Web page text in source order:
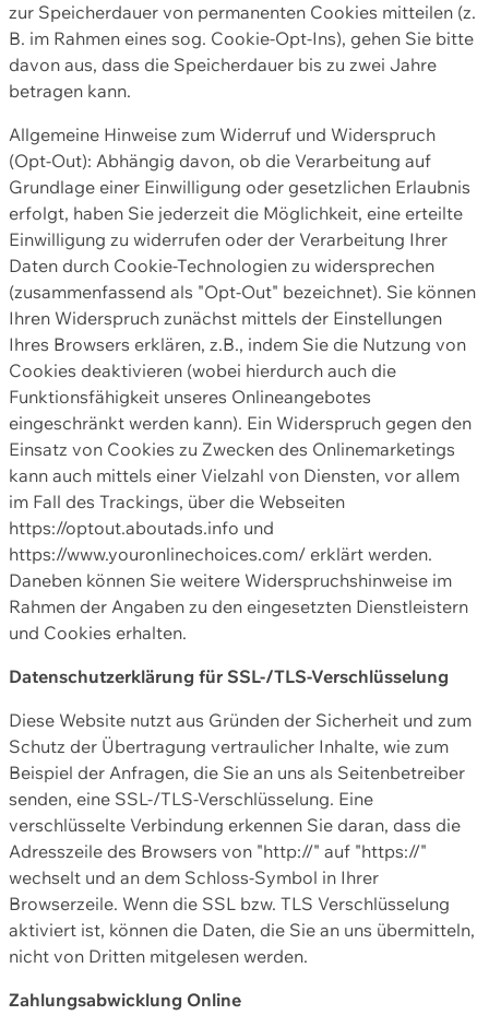
zur Speicherdauer von permanenten Cookies mitteilen (z.
B. im Rahmen eines sog. Cookie-Opt-Ins), gehen Sie bitte
davon aus, dass die Speicherdauer bis zu zwei Jahre
betragen kann.
Allgemeine Hinweise zum Widerruf und Widerspruch
(Opt-Out): Abhängig davon, ob die Verarbeitung auf
Grundlage einer Einwilligung oder gesetzlichen Erlaubnis
erfolgt, haben Sie jederzeit die Möglichkeit, eine erteilte
Einwilligung zu widerrufen oder der Verarbeitung Ihrer
Daten durch Cookie-Technologien zu widersprechen
(zusammenfassend als "Opt-Out" bezeichnet). Sie können
Ihren Widerspruch zunächst mittels der Einstellungen
Ihres Browsers erklären, z.B., indem Sie die Nutzung von
Cookies deaktivieren (wobei hierdurch auch die
Funktionsfähigkeit unseres Onlineangebotes
eingeschränkt werden kann). Ein Widerspruch gegen den
Einsatz von Cookies zu Zwecken des Onlinemarketings
kann auch mittels einer Vielzahl von Diensten, vor allem
im Fall des Trackings, über die Webseiten
https://optout.aboutads.info und
https://www.youronlinechoices.com/ erklärt werden.
Daneben können Sie weitere Widerspruchshinweise im
Rahmen der Angaben zu den eingesetzten Dienstleistern
und Cookies erhalten.
Datenschutzerklärung für SSL-/TLS-Verschlüsselung
Diese Website nutzt aus Gründen der Sicherheit und zum
Schutz der Übertragung vertraulicher Inhalte, wie zum
Beispiel der Anfragen, die Sie an uns als Seitenbetreiber
senden, eine SSL-/TLS-Verschlüsselung. Eine
verschlüsselte Verbindung erkennen Sie daran, dass die
Adresszeile des Browsers von "http://" auf "https://"
wechselt und an dem Schloss-Symbol in Ihrer
Browserzeile. Wenn die SSL bzw. TLS Verschlüsselung
aktiviert ist, können die Daten, die Sie an uns übermitteln,
nicht von Dritten mitgelesen werden.
Zahlungsabwicklung Online